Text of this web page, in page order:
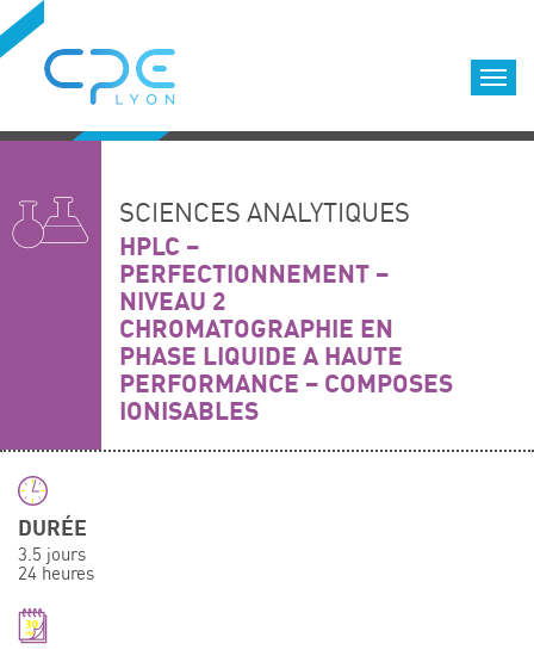
Formations qualifiantes
Formations diplômantes
Infos pratiques
Déroulement des formations
Equipe
Nous choisir
Nos locaux
LOCATION DE SALLES DE FORMATION
SCIENCES ANALYTIQUES
HPLC –
PERFECTIONNEMENT –
NIVEAU 2
CHROMATOGRAPHIE EN
PHASE LIQUIDE A HAUTE
PERFORMANCE – COMPOSES
IONISABLES
DURÉE
3.5 jours
24 heures
Cookies management panel